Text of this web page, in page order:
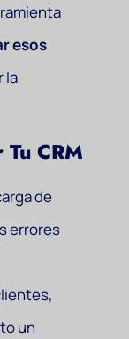
esos
la
CRM
de
errores
un